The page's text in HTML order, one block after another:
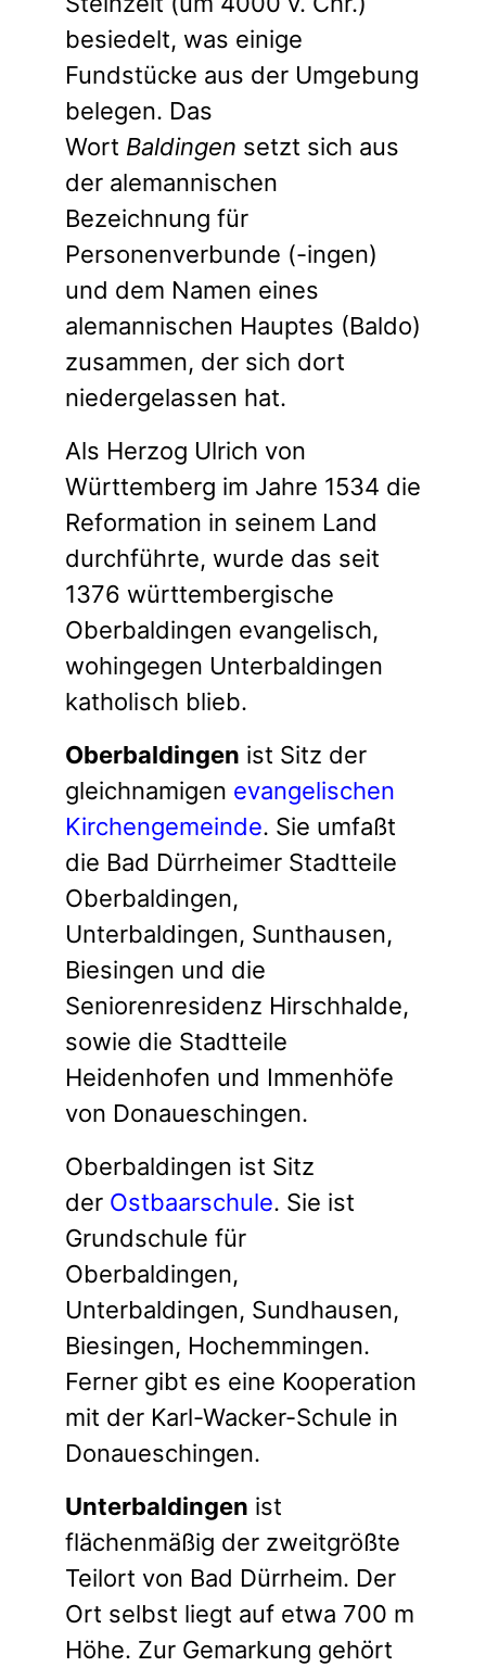
besiedelt, was einige
Fundstücke aus der Umgebung
belegen. Das
Wort Baldingen setzt sich aus
der alemannischen
Bezeichnung für
Personenverbunde (-ingen)
und dem Namen eines
alemannischen Hauptes (Baldo)
zusammen, der sich dort
niedergelassen hat.
Als Herzog Ulrich von
Württemberg im Jahre 1534 die
Reformation in seinem Land
durchführte, wurde das seit
1376 württembergische
Oberbaldingen evangelisch,
wohingegen Unterbaldingen
katholisch blieb.
Oberbaldingen ist Sitz der
gleichnamigen evangelischen
Kirchengemeinde. Sie umfaßt
die Bad Dürrheimer Stadtteile
Oberbaldingen,
Unterbaldingen, Sunthausen,
Biesingen und die
Seniorenresidenz Hirschhalde,
sowie die Stadtteile
Heidenhofen und Immenhöfe
von Donaueschingen.
Oberbaldingen ist Sitz
der Ostbaarschule. Sie ist
Grundschule für
Oberbaldingen,
Unterbaldingen, Sundhausen,
Biesingen, Hochemmingen.
Ferner gibt es eine Kooperation
mit der Karl-Wacker-Schule in
Donaueschingen.
Unterbaldingen ist
flächenmäßig der zweitgrößte
Teilort von Bad Dürrheim. Der
Ort selbst liegt auf etwa 700 m
Höhe. Zur Gemarkung gehört